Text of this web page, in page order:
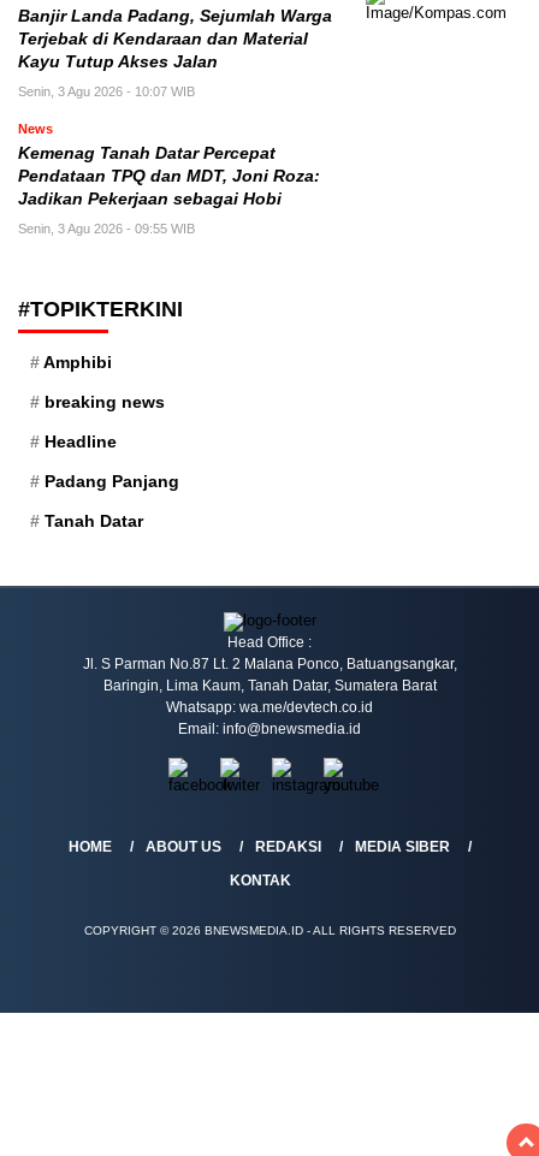
Banjir Landa Padang, Sejumlah Warga
Terjebak di Kendaraan dan Material
Kayu Tutup Akses Jalan
Senin, 3 Agu 2026 - 10:07 WIB
News
Kemenag Tanah Datar Percepat
Pendataan TPQ dan MDT, Joni Roza:
Jadikan Pekerjaan sebagai Hobi
Senin, 3 Agu 2026 - 09:55 WIB
#TOPIKTERKINI
Amphibi
breaking news
Headline
Padang Panjang
Tanah Datar
Head Office :
Jl. S Parman No.87 Lt. 2 Malana Ponco, Batuangsangkar,
Baringin, Lima Kaum, Tanah Datar, Sumatera Barat
Whatsapp: wa.me/devtech.co.id
Email: info@bnewsmedia.id
HOME ABOUT US REDAKSI
MEDIA SIBER
KONTAK
COPYRIGHT © 2026 BNEWSMEDIA.ID - ALL RIGHTS RESERVED